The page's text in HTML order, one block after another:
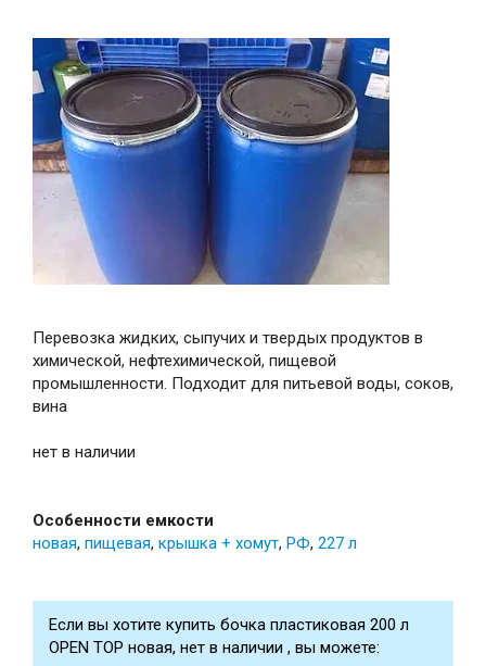
Перевозка жидких, сыпучих и твердых продуктов в
химической, нефтехимической, пищевой
промышленности. Подходит для питьевой воды, соков,
вина
нет в наличии
Особенности емкости
новая, пищевая, крышка + хомут, РФ, 227 л
Если вы хотите купить бочка пластиковая 200 л
OPEN TOP новая, нет в наличии , вы можете: